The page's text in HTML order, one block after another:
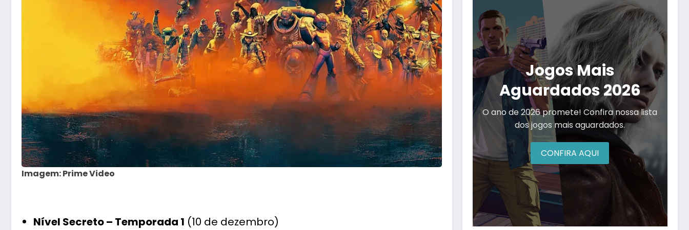
Imagem: Prime Video
Nível Secreto – Temporada 1 (10 de dezembro)
Jogos Mais
Aguardados 2026
O ano de 2026 promete! Confira nossa lista
dos jogos mais aguardados.
CONFIRA AQUI